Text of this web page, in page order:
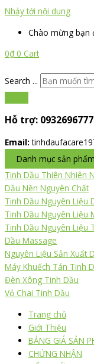
Nhảy tới nội dung
Chào mừng bạn
0₫ 0 Cart
Search ...
Hỗ trợ: 0932696777
Email:
Danh mục sản phẩm
Tinh Dầu Thiên Nhiên
Dầu Nền Nguyên Chất
Tinh Dầu Nguyên Liệu
Tinh Dầu Nguyên Liệu
Tinh Dầu Nguyên Liệu
Dầu Massage
Nguyên Liệu Sản Xuất
Máy Khuếch Tán Tinh
Đèn Xông Tinh Dầu
Vỏ Chai Tinh Dầu
Trang chủ
Giới Thiệu
BẢNG GIÁ SẢN
CHỨNG NHẬN